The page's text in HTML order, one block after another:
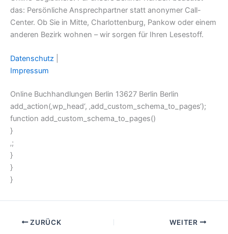
das: Persönliche Ansprechpartner statt anonymer Call-
Center. Ob Sie in Mitte, Charlottenburg, Pankow oder einem
anderen Bezirk wohnen – wir sorgen für Ihren Lesestoff.
Datenschutz
Impressum
Online Buchhandlungen Berlin 13627 Berlin Berlin
add_action(‚wp_head‘, ‚add_custom_schema_to_pages‘);
function add_custom_schema_to_pages()
}
‚;
}
}
}
ZURÜCK WEITER